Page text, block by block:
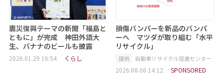
震災復興テーマの新聞「福島と
ともに」が完成 神田外語大
生、バナナのビールも披露
2026.01.29 16:54 くらし
損傷バンパーを新品のバンパ
ーへ マツダが取り組む「水平
リサイクル」
提供 自動車リサイクル促進センター
2026.08.06 14:12 SPONSORED